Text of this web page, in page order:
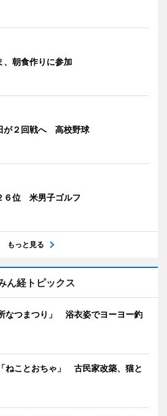
、朝食作りに参加
が２回戦へ 高校野球
６位 米男子ゴルフ
もっと見る
ん経トピックス
なつまつり」 浴衣姿でヨーヨー釣
ねことおちゃ」 古民家改築、猫と